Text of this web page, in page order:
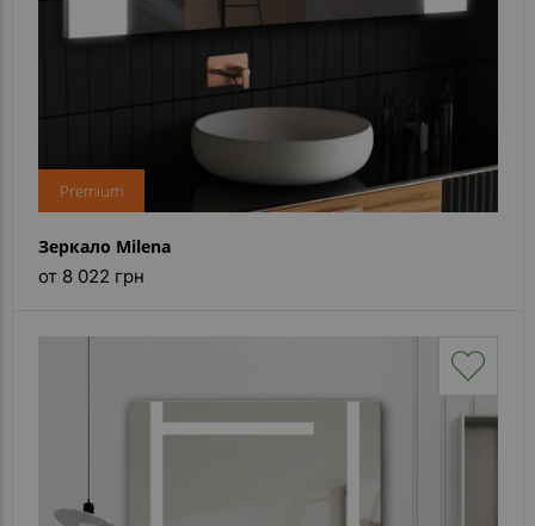
Premium
Зеркало Milena
от 8 022 грн